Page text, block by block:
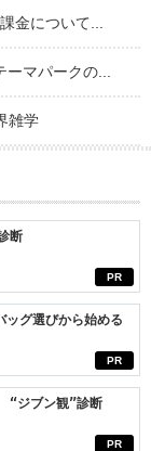
金について...
マパークの...
雑学
PR
断
PR
グ選びから始める
PR
“ジブン観”診断